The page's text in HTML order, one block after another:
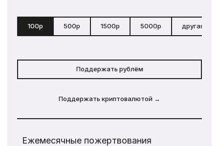
100р 500р 1500р 5000р другая
Поддержать рублём
Поддержать криптовалютой →
Ежемесячные пожертвования